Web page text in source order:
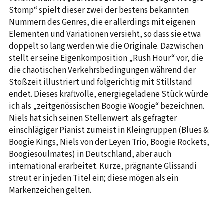
Stomp“ spielt dieser zwei der bestens bekannten
Nummern des Genres, die er allerdings mit eigenen
Elementen und Variationen versieht, so dass sie etwa
doppelt so lang werden wie die Originale. Dazwischen
stellt er seine Eigenkomposition „Rush Hour“ vor, die
die chaotischen Verkehrsbedingungen während der
Stoßzeit illustriert und folgerichtig mit Stillstand
endet. Dieses kraftvolle, energiegeladene Stück würde
ich als „zeitgenössischen Boogie Woogie“ bezeichnen.
Niels hat sich seinen Stellenwert als gefragter
einschlägiger Pianist zumeist in Kleingruppen (Blues &
Boogie Kings, Niels von der Leyen Trio, Boogie Rockets,
Boogiesoulmates) in Deutschland, aber auch
international erarbeitet. Kurze, prägnante Glissandi
streut er in jeden Titel ein; diese mögen als ein
Markenzeichen gelten.